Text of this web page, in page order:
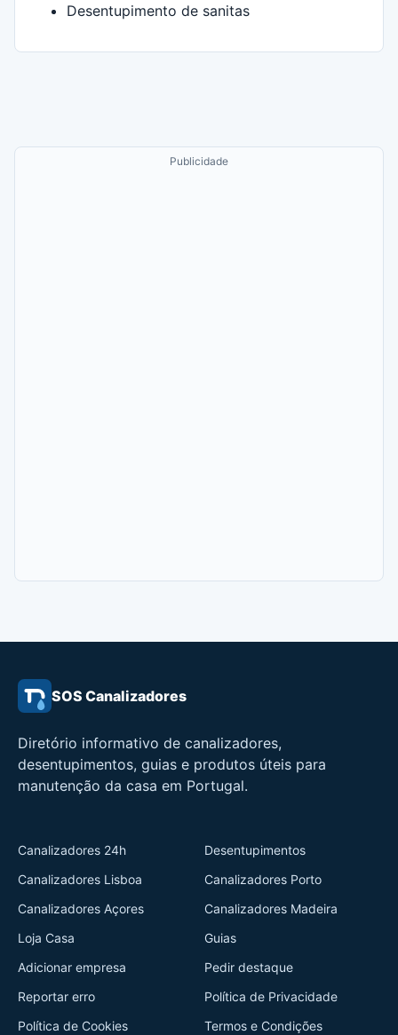
Desentupimento de sanitas
Publicidade
SOS Canalizadores
Diretório informativo de canalizadores,
desentupimentos, guias e produtos úteis para
manutenção da casa em Portugal.
Canalizadores 24h
Desentupimentos
Canalizadores Lisboa
Canalizadores Porto
Canalizadores Açores
Canalizadores Madeira
Loja Casa
Guias
Adicionar empresa
Pedir destaque
Reportar erro
Política de Privacidade
Política de Cookies
Termos e Condições